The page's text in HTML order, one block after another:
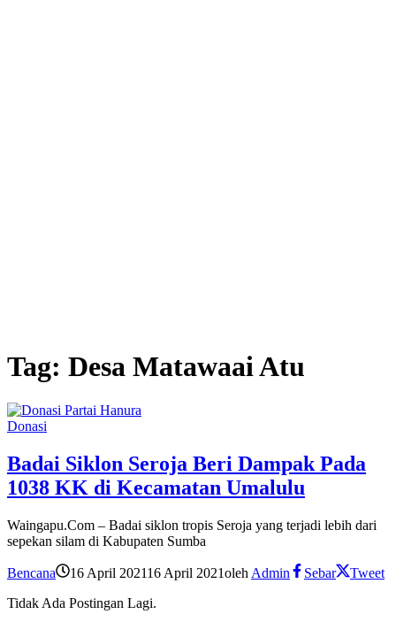
Tag: Desa Matawaai Atu
Donasi
Badai Siklon Seroja Beri Dampak Pada
1038 KK di Kecamatan Umalulu
Waingapu.Com – Badai siklon tropis Seroja yang terjadi lebih dari
sepekan silam di Kabupaten Sumba
Bencana 16 April 202116 April 2021oleh Admin Sebar
Tweet
Tidak Ada Postingan Lagi.